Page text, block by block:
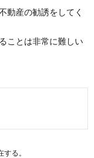
動産の勧誘をしてく
ことは非常に難しい
る。